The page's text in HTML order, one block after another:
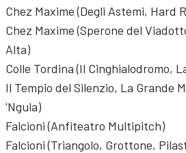
Chez Maxime (Degli Astemi, Hard
Chez Maxime (Sperone del
Alta)
Colle Tordina (Il Cinghialodromo,
Il Tempio del Silenzio, La Grande
'Ngula)
Falcioni (Anfiteatro Multipitch)
Falcioni (Triangolo, Grottone,